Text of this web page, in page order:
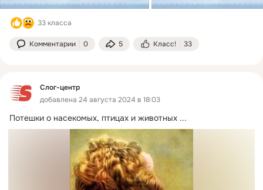
33 класса
Комментарии 0 5 Класс! 33
Слог-центр
добавлена 24 августа 2024 в 18:03
Потешки о насекомых, птицах и животных ...